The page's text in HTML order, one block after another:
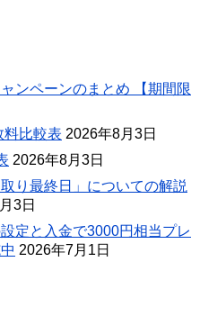
ンペーンのまとめ 【期間限
料比較表 2026年8月3日
2026年8月3日
り最終日」についての解説
3日
定と入金で3000円相当プレ
2026年7月1日